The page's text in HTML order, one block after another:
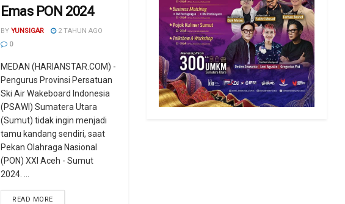
Emas PON 2024
BY YUNSIGAR
2 TAHUN AGO
0
MEDAN (HARIANSTAR.COM) -
Pengurus Provinsi Persatuan
Ski Air Wakeboard Indonesia
(PSAWI) Sumatera Utara
(Sumut) tidak ingin menjadi
tamu kandang sendiri, saat
Pekan Olahraga Nasional
(PON) XXI Aceh - Sumut
2024. ...
READ MORE